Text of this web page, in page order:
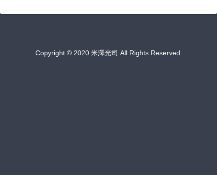
Copyright © 2020 米澤光司 All Rights Reserved.